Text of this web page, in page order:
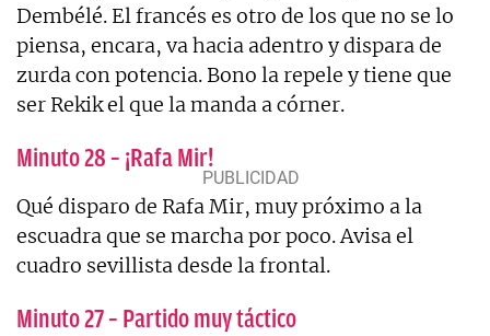
Dembélé. El francés es otro de los que no se lo
piensa, encara, va hacia adentro y dispara de
zurda con potencia. Bono la repele y tiene que
ser Rekik el que la manda a córner.
Minuto 28 – ¡Rafa Mir!
Qué disparo de Rafa Mir, muy próximo a la
escuadra que se marcha por poco. Avisa el
cuadro sevillista desde la frontal.
Minuto 27 – Partido muy táctico